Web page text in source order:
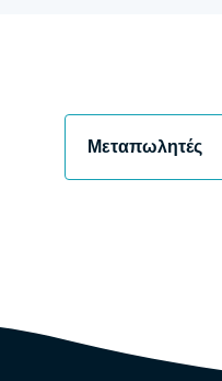
Μεταπωλητές